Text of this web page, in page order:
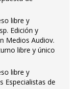
libre y
Edición y
Medios Audiov.
libre y único
libre y
Especialistas de